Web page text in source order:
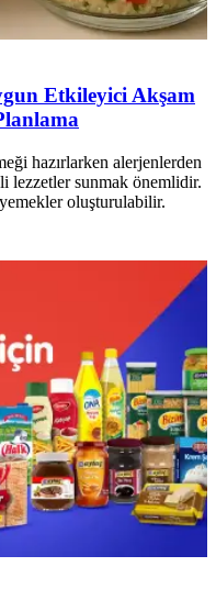
Etkileyici Akşam
hazırlarken alerjenlerden
lezzetler sunmak önemlidir.
oluşturulabilir.